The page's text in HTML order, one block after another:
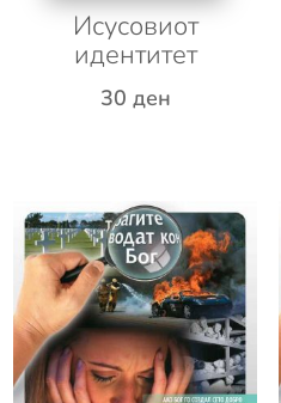
Исусовиот
идентитет
30 ден